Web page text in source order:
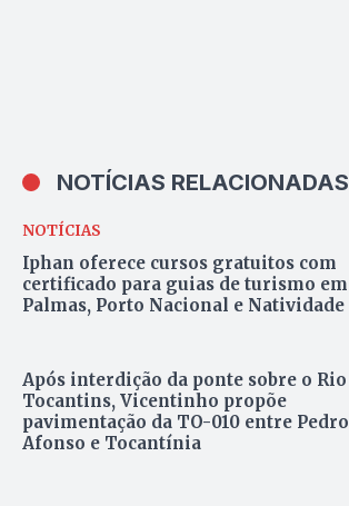
NOTÍCIAS RELACIONADAS
NOTÍCIAS
Iphan oferece cursos gratuitos com
certificado para guias de turismo em
Palmas, Porto Nacional e Natividade
Após interdição da ponte sobre o Rio
Tocantins, Vicentinho propõe
pavimentação da TO-010 entre Pedro
Afonso e Tocantínia